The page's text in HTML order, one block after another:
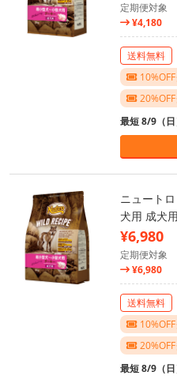
定期便対象
¥4,180
送料無料
最短 8/9（日
ニュート
犬用 成犬
¥6,980
定期便対象
¥6,980
送料無料
最短 8/9（日